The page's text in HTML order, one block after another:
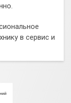
в сервис и